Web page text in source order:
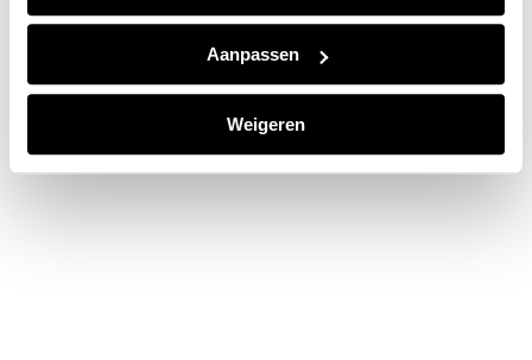
Aanpassen
Weigeren